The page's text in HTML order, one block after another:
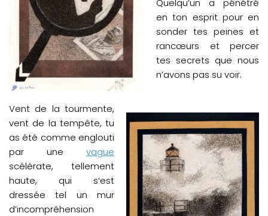
Quelqu’un a pénétré
en ton esprit pour en
sonder tes peines et
rancœurs et percer
tes secrets que nous
n’avons pas su voir.
Vent de la tourmente,
vent de la tempête, tu
as été comme englouti
par une vague
scélérate, tellement
haute, qui s’est
dressée tel un mur
d’incompréhension